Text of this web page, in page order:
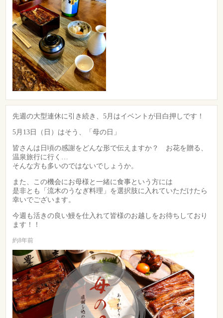
先週の大型連休に引き続き、5月はイベントが目白押しです！
5月13日（日）はそう、「母の日」
皆さんは日頃の感謝をどんな形で伝えますか？ お花を贈る、
温泉旅行に行く…
そんな方も多いのではないでしょうか。
また、この機会にお母様と一緒に食事という方には
是非とも「流木のうなぎ料理」を選択肢に入れていただけたら
幸いでございます。
今週も活きの良い鰻を仕入れて皆様のお越しをお待ちしており
ます！！
約8年前